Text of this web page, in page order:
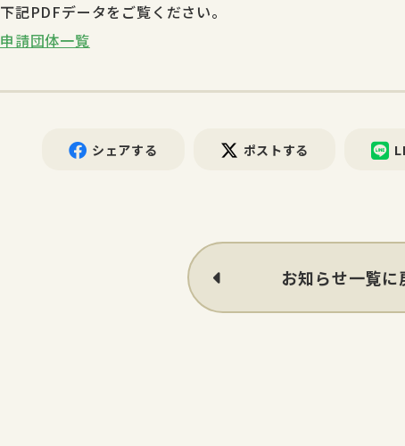
下記PDFデータをご覧ください。
申請団体一覧
シェアする ポストする
お知らせ一覧に